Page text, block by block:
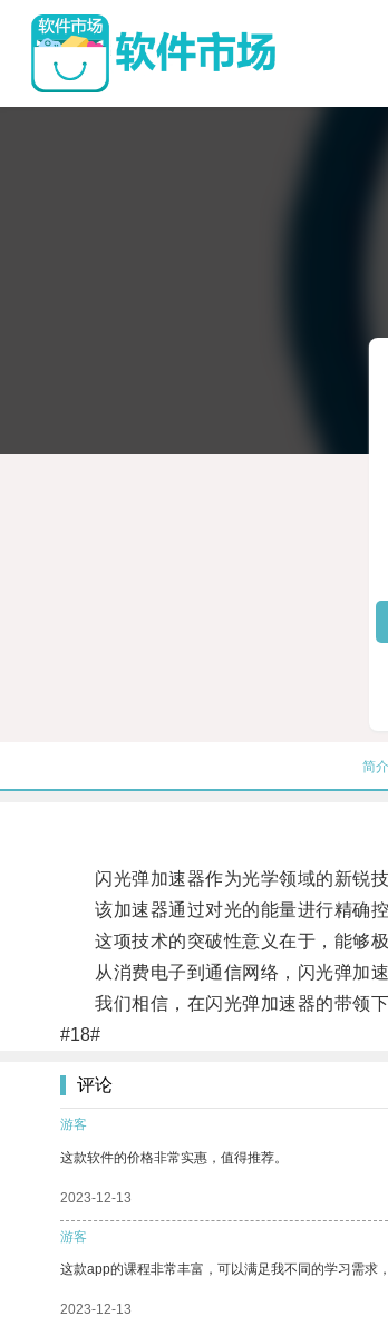
简介
闪光弹加速器作为光学领域的新锐技
该加速器通过对光的能量进行精确控
这项技术的突破性意义在于，能够极
从消费电子到通信网络，闪光弹加速
我们相信，在闪光弹加速器的带领下
#18#
评论
游客
这款软件的价格非常实惠，值得推荐。
2023-12-13
游客
这款app的课程非常丰富，可以满足我不同的学习需求
2023-12-13